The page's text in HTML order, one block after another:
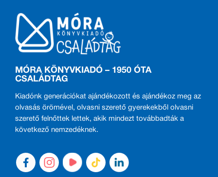
MÓRA KÖNYVKIADÓ – 1950 ÓTA
CSALÁDTAG
Kiadónk generációkat ajándékozott és ajándékoz meg az
olvasás örömével, olvasni szerető gyerekekből olvasni
szerető felnőttek lettek, akik mindezt továbbadták a
következő nemzedéknek.